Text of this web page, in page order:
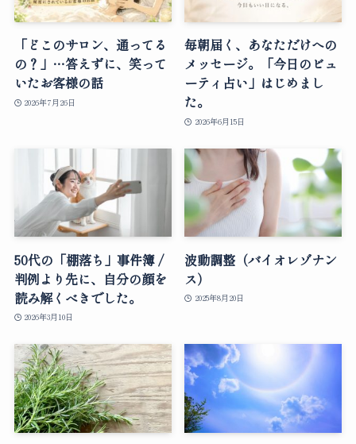
「どこのサロン、通ってる
の？」…答えずに、笑って
いたお客様の話
2026年7月26日
毎朝届く、あなただけへの
メッセージ。「今日のビュ
ーティ占い」はじめまし
た。
2026年6月15日
50代の「棚落ち」事件簿 /
判例より先に、自分の顔を
読み解くべきでした。
2026年3月10日
波動調整（バイオレゾナン
ス）
2025年8月20日